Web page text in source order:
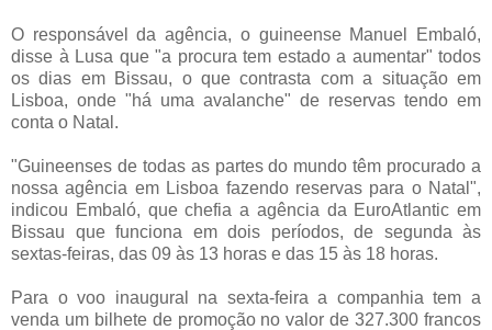
O responsável da agência, o guineense Manuel Embaló,
disse à Lusa que "a procura tem estado a aumentar" todos
os dias em Bissau, o que contrasta com a situação em
Lisboa, onde "há uma avalanche" de reservas tendo em
conta o Natal.
"Guineenses de todas as partes do mundo têm procurado a
nossa agência em Lisboa fazendo reservas para o Natal",
indicou Embaló, que chefia a agência da EuroAtlantic em
Bissau que funciona em dois períodos, de segunda às
sextas-feiras, das 09 às 13 horas e das 15 às 18 horas.
Para o voo inaugural na sexta-feira a companhia tem a
venda um bilhete de promoção no valor de 327.300 francos